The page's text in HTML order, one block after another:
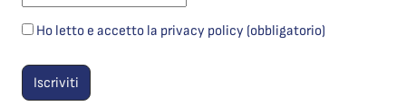
Ho letto e accetto la privacy policy (obbligatorio)